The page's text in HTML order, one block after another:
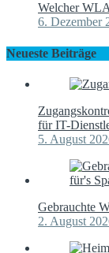
Welcher
6. Dezember
Neueste Beiträge
für IT-
5. August
Gebrauchte
2. August